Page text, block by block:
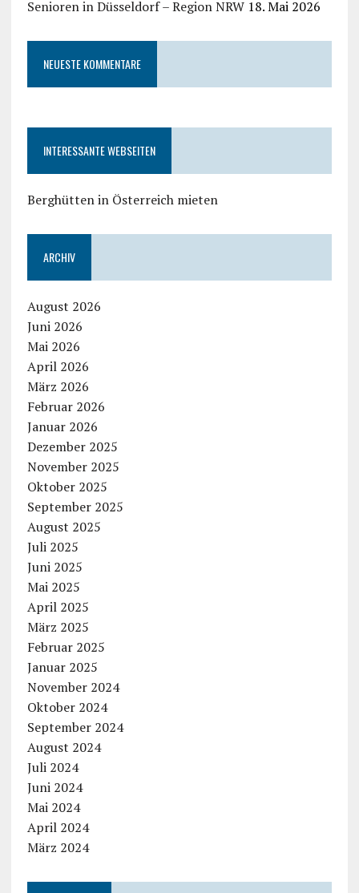
Senioren in Düsseldorf – Region NRW 18. Mai 2026
NEUESTE KOMMENTARE
INTERESSANTE WEBSEITEN
Berghütten in Österreich mieten
ARCHIV
August 2026
Juni 2026
Mai 2026
April 2026
März 2026
Februar 2026
Januar 2026
Dezember 2025
November 2025
Oktober 2025
September 2025
August 2025
Juli 2025
Juni 2025
Mai 2025
April 2025
März 2025
Februar 2025
Januar 2025
November 2024
Oktober 2024
September 2024
August 2024
Juli 2024
Juni 2024
Mai 2024
April 2024
März 2024